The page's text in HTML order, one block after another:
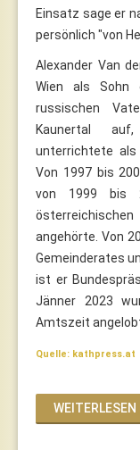
Einsatz sage er
persönlich "von
Alexander Van
Wien als Sohn
russischen
Kaunertal
unterrichtete als
Von 1997 bis
von 1999 bis
angehörte. Von
Gemeinderates
ist er
Jänner 2023
Amtszeit
Quelle: kathpress.at
WEITERLESEN